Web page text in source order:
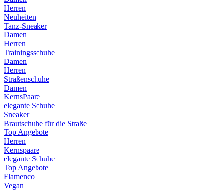
Herren
Neuheiten
Tanz-Sneaker
Damen
Herren
Trainingsschuhe
Damen
Herren
Straßenschuhe
Damen
KernsPaare
elegante Schuhe
Sneaker
Brautschuhe für die Straße
Top Angebote
Herren
Kernspaare
elegante Schuhe
Top Angebote
Flamenco
Vegan